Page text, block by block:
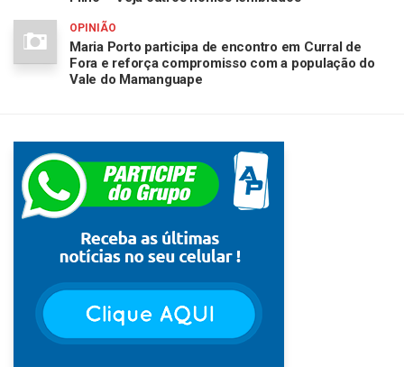
OPINIÃO
Maria Porto participa de encontro em Curral de
Fora e reforça compromisso com a população do
Vale do Mamanguape